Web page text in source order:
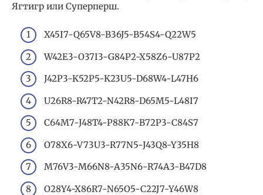
Ягтигр или Суперперш.
X45I7-Q65V8-B36J5-B54S4-Q22W5
W42E3-O37I3-G84P2-X58Z6-U87P2
J42P3-K52P5-K23U5-D68W4-L47H6
U26R8-R47T2-N42R8-D65M5-L48I7
C64M7-J48T4-P88K7-B72P3-C84S7
O78X6-V73U3-R77N5-J43Q8-Y35H8
M76V3-M66N8-A35N6-R74A3-B47D8
O28Y4-X86R7-N65O5-C22J7-Y46W8